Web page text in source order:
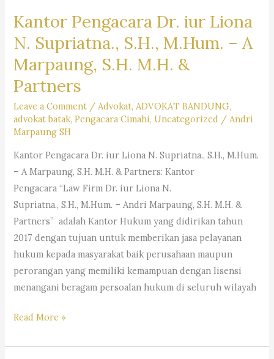
Kantor Pengacara Dr. iur Liona
N. Supriatna., S.H., M.Hum. – A
Marpaung, S.H. M.H. &
Partners
Leave a Comment / Advokat, ADVOKAT BANDUNG,
advokat batak,Pengacara Cimahi,Uncategorized / Andri
Marpaung SH
Kantor Pengacara Dr. iur Liona N. Supriatna., S.H., M.Hum.
– A Marpaung, S.H. M.H. & Partners: Kantor
Pengacara “Law Firm Dr. iur Liona N.
Supriatna., S.H., M.Hum. – Andri Marpaung, S.H. M.H. &
Partners” adalah Kantor Hukum yang didirikan tahun
2017 dengan tujuan untuk memberikan jasa pelayanan
hukum kepada masyarakat baik perusahaan maupun
perorangan yang memiliki kemampuan dengan lisensi
menangani beragam persoalan hukum di seluruh wilayah
Kantor
Dr.
Read More »